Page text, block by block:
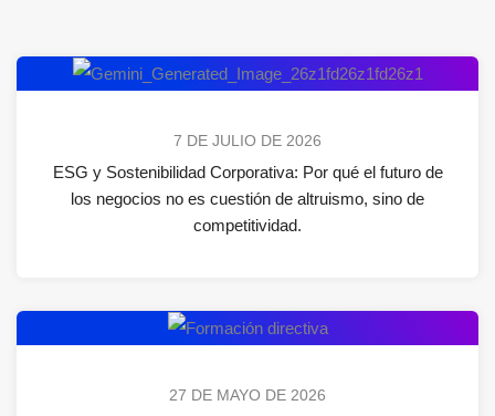
7 DE JULIO DE 2026
ESG y Sostenibilidad Corporativa: Por qué el futuro de
los negocios no es cuestión de altruismo, sino de
competitividad.
27 DE MAYO DE 2026